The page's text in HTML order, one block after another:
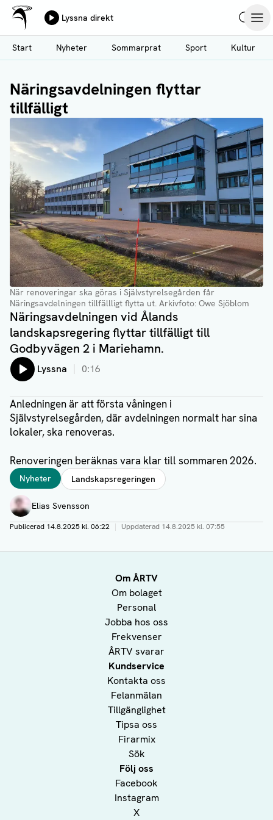
Hoppa
till
huvudinnehåll
Ålands Radio & TV
Lyssna direkt
Start
Nyheter Sommarprat Sport Kultur
Näringsavdelningen flyttar
tillfälligt
När renoveringar ska göras i Självstyrelsegården får
Näringsavdelningen tillfällligt flytta ut. Arkivfoto: Owe Sjöblom
Näringsavdelningen vid Ålands
landskapsregering flyttar tillfälligt till
Godbyvägen 2 i Mariehamn.
Lyssna 0:16
Anledningen är att första våningen i
Självstyrelsegården, där avdelningen normalt har sina
lokaler, ska renoveras.
Renoveringen beräknas vara klar till sommaren 2026.
Taggar
Nyheter Landskapsregeringen
Författare
Elias Svensson
Publicerad 14.8.2025 kl. 06:22 | Uppdaterad 14.8.2025 kl. 07:55
Om ÅRTV
Om bolaget
Personal
Jobba hos oss
Frekvenser
ÅRTV svarar
Kundservice
Kontakta oss
Felanmälan
Tillgänglighet
Tipsa oss
Firarmix
Sök
Följ oss
Facebook
Instagram
X